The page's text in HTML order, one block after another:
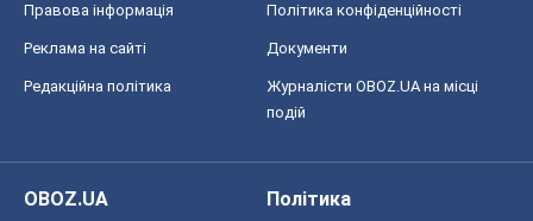
Правова інформація Політика конфіденційності
Реклама на сайті Документи
Редакційна політика
Журналісти OBOZ.UA на місці
подій
OBOZ.UA
Політика